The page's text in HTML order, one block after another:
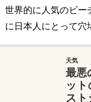
世界的に人気のビー
に日本人にとって穴
天気
最悪
ッ
スト